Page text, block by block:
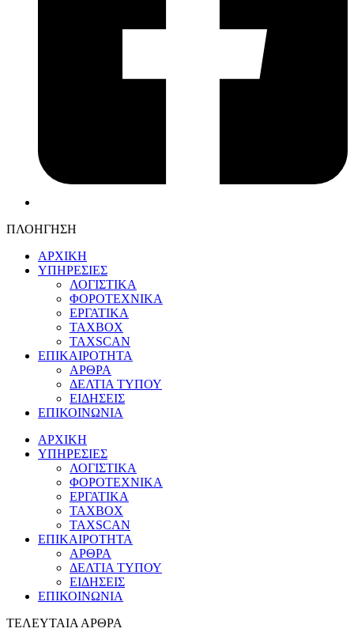
ΠΛΟΗΓΗΣΗ
ΑΡΧΙΚΗ
ΥΠΗΡΕΣΙΕΣ
ΛΟΓΙΣΤΙΚΑ
ΦΟΡΟΤΕΧΝΙΚΑ
ΕΡΓΑΤΙΚΑ
TAXBOX
TAXSCAN
ΕΠΙΚΑΙΡΟΤΗΤΑ
ΑΡΘΡΑ
ΔΕΛΤΙΑ ΤΥΠΟΥ
ΕΙΔΗΣΕΙΣ
ΕΠΙΚΟΙΝΩΝΙΑ
ΑΡΧΙΚΗ
ΥΠΗΡΕΣΙΕΣ
ΛΟΓΙΣΤΙΚΑ
ΦΟΡΟΤΕΧΝΙΚΑ
ΕΡΓΑΤΙΚΑ
TAXBOX
TAXSCAN
ΕΠΙΚΑΙΡΟΤΗΤΑ
ΑΡΘΡΑ
ΔΕΛΤΙΑ ΤΥΠΟΥ
ΕΙΔΗΣΕΙΣ
ΕΠΙΚΟΙΝΩΝΙΑ
ΤΕΛΕΥΤΑΙΑ ΑΡΘΡΑ